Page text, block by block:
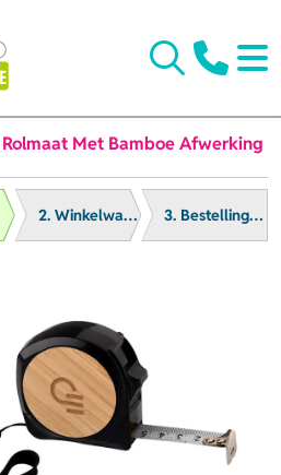
Met Bamboe Afwerking
2. Winkelwagen 3. Bestelling afronden